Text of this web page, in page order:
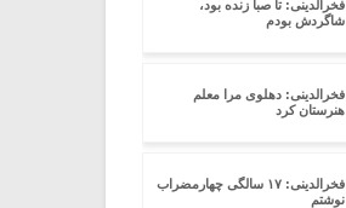
فخرالدینی: تا صبا زنده بود،
شاگردش بودم
فخرالدینی: دهلوی مرا معلم
هنرستان کرد
فخرالدینی: ۱۷ سالگی چهارمضراب
نوشتم